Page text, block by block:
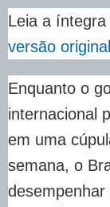
Leia a
versão original
Enquanto o
internacional
em uma
semana, o